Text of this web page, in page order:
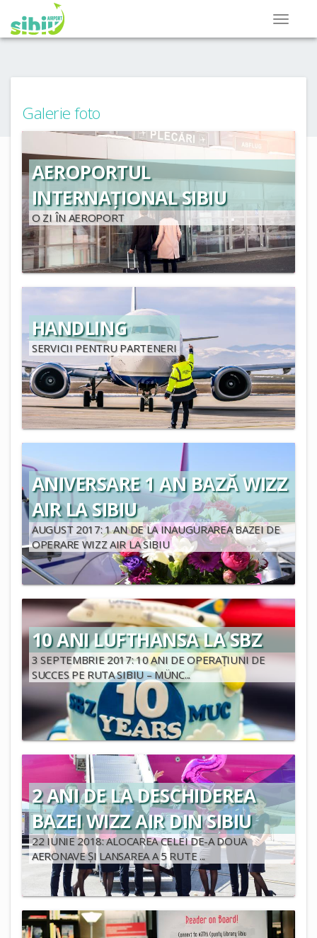
Galerie foto
AEROPORTUL
INTERNAȚIONAL SIBIU
O ZI ÎN AEROPORT
HANDLING
SERVICII PENTRU PARTENERI
ANIVERSARE 1 AN BAZĂ WIZZ
AIR LA SIBIU
AUGUST 2017: 1 AN DE LA INAUGURAREA BAZEI DE
OPERARE WIZZ AIR LA SIBIU
10 ANI LUFTHANSA LA SBZ
3 SEPTEMBRIE 2017: 10 ANI DE OPERAȚIUNI DE
SUCCES PE RUTA SIBIU – MÜNC...
2 ANI DE LA DESCHIDEREA
BAZEI WIZZ AIR DIN SIBIU
22 IUNIE 2018: ALOCAREA CELEI DE-A DOUA
AERONAVE ȘI LANSAREA A 5 RUTE ...